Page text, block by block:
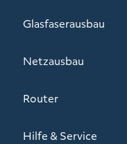
Glasfaserausbau
Netzausbau
Router
Hilfe & Service